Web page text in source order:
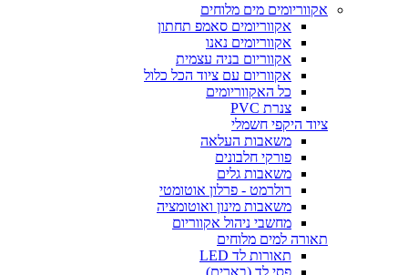
אקווריומים מים מלוחים
אקווריומים סאמפ תחתון
אקווריומים נאנו
אקווריום בניה עצמית
אקווריום עם ציוד הכל כלול
כל האקווריומים
צנרת PVC
ציוד היקפי חשמלי
משאבות העלאה
פורקי חלבונים
משאבות גלים
רולרמט - פרלון אוטומטי
משאבות מינון ואוטומציה
מחשבי ניהול אקווריום
תאורה למים מלוחים
תאורות לד LED
פסי לד (בארים)